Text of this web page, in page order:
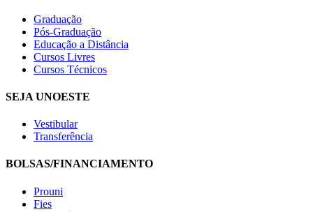
Graduação
Pós-Graduação
Educação a Distância
Cursos Livres
Cursos Técnicos
SEJA UNOESTE
Vestibular
Transferência
BOLSAS/FINANCIAMENTO
Prouni
Fies